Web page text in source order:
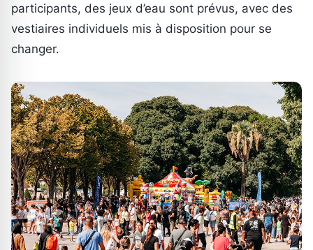
participants, des jeux d’eau sont prévus, avec des
vestiaires individuels mis à disposition pour se
changer.